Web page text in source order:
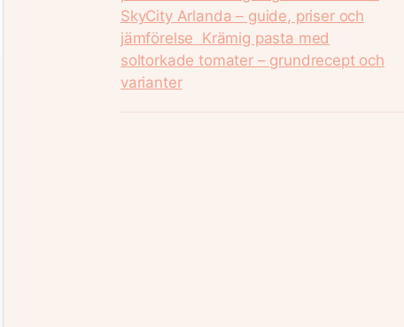
SkyCity Arlanda – guide, priser och
jämförelse Krämig pasta med
soltorkade tomater – grundrecept och
varianter